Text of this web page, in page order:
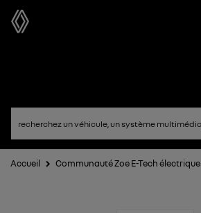
Accueil Communauté Zoe E-Tech électrique